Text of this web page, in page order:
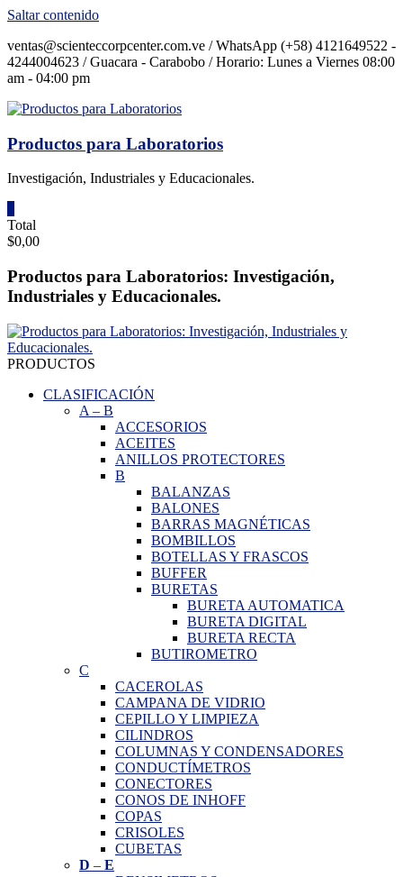
Saltar contenido
ventas@scienteccorpcenter.com.ve / WhatsApp (+58) 4121649522 -
4244004623 / Guacara - Carabobo / Horario: Lunes a Viernes 08:00
am - 04:00 pm
Productos para Laboratorios
Investigación, Industriales y Educacionales.
Total
$0,00
Productos para Laboratorios: Investigación,
Industriales y Educacionales.
PRODUCTOS
CLASIFICACIÓN
A – B
ACCESORIOS
ACEITES
ANILLOS PROTECTORES
B
BALANZAS
BALONES
BARRAS MAGNÉTICAS
BOMBILLOS
BOTELLAS Y FRASCOS
BUFFER
BURETAS
BURETA AUTOMATICA
BURETA DIGITAL
BURETA RECTA
BUTIROMETRO
C
CACEROLAS
CAMPANA DE VIDRIO
CEPILLO Y LIMPIEZA
CILINDROS
COLUMNAS Y CONDENSADORES
CONDUCTÍMETROS
CONECTORES
CONOS DE INHOFF
COPAS
CRISOLES
CUBETAS
D – E